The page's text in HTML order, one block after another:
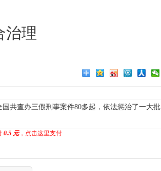
治理
查办三假刑事案件80多起，依法惩治了一大批
0.5 元，点击这里支付